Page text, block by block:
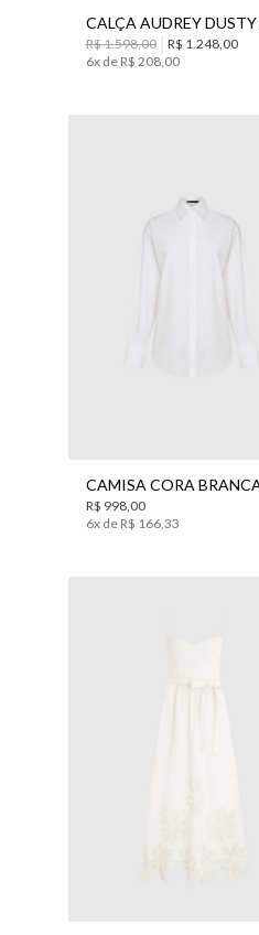
R$1.598,00 R$ 1 248, 00
6x de R$ 208, 00
R$ 998, 00
6x de R$ 166, 33